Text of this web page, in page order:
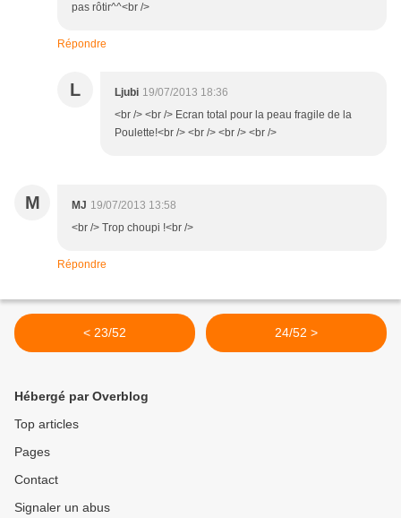
pas rôtir^^<br />
Répondre
L Ljubi 19/07/2013 18:36
<br /> <br /> Ecran total pour la peau fragile de la
Poulette!<br /> <br /> <br /> <br />
M MJ 19/07/2013 13:58
<br /> Trop choupi !<br />
Répondre
< 23/52 24/52 >
Hébergé par Overblog
Top articles
Pages
Contact
Signaler un abus